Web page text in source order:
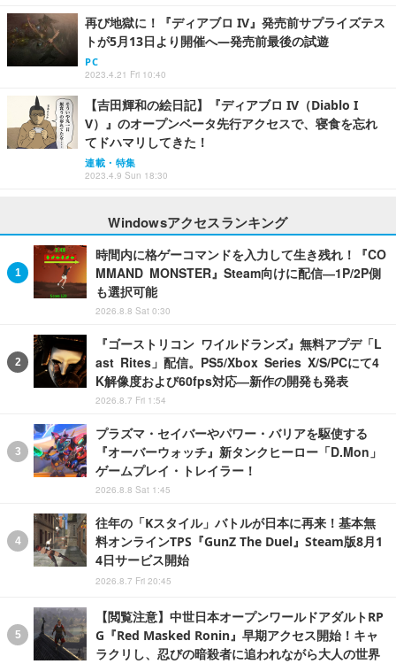
再び地獄に！『ディアブロ IV』発売前サプライズテス
トが5月13日より開催へ―発売前最後の試遊
PC
2023.4.21 Fri 10:40
【吉田輝和の絵日記】『ディアブロ IV（Diablo I
V）』のオープンベータ先行アクセスで、寝食を忘れ
てドハマリしてきた！
連載・特集
2023.4.9 Sun 18:30
Windowsアクセスランキング
時間内に格ゲーコマンドを入力して生き残れ！『CO
MMAND MONSTER』Steam向けに配信―1P/2P側
も選択可能
2026.8.8 Sat 0:30
『ゴーストリコン ワイルドランズ』無料アプデ「L
ast Rites」配信。PS5/Xbox Series X/S/PCにて4
K解像度および60fps対応―新作の開発も発表
2026.8.7 Fri 1:54
プラズマ・セイバーやパワー・バリアを駆使する
『オーバーウォッチ』新タンクヒーロー「D.Mon」
ゲームプレイ・トレイラー！
2026.8.8 Sat 1:45
往年の「Kスタイル」バトルが日本に再来！基本無
料オンラインTPS『GunZ The Duel』Steam版8月1
4日サービス開始
2026.8.7 Fri 20:45
【閲覧注意】中世日本オープンワールドアダルトRP
G『Red Masked Ronin』早期アクセス開始！キャ
ラクリし、忍びの暗殺者に追われながら大人の世界